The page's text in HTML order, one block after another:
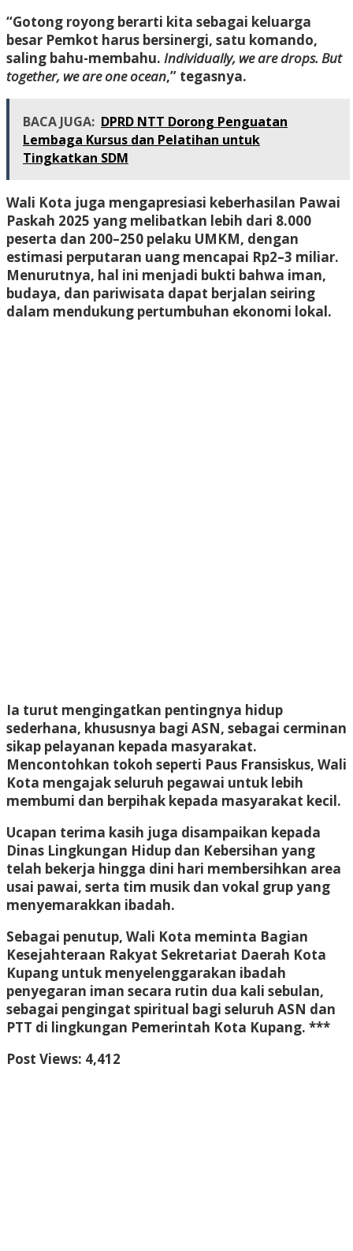
“Gotong royong berarti kita sebagai keluarga
besar Pemkot harus bersinergi, satu komando,
saling bahu-membahu. Individually, we are drops. But
together, we are one ocean,” tegasnya.
BACA JUGA: DPRD NTT Dorong Penguatan
Lembaga Kursus dan Pelatihan untuk
Tingkatkan SDM
Wali Kota juga mengapresiasi keberhasilan Pawai
Paskah 2025 yang melibatkan lebih dari 8.000
peserta dan 200–250 pelaku UMKM, dengan
estimasi perputaran uang mencapai Rp2–3 miliar.
Menurutnya, hal ini menjadi bukti bahwa iman,
budaya, dan pariwisata dapat berjalan seiring
dalam mendukung pertumbuhan ekonomi lokal.
Ia turut mengingatkan pentingnya hidup
sederhana, khususnya bagi ASN, sebagai cerminan
sikap pelayanan kepada masyarakat.
Mencontohkan tokoh seperti Paus Fransiskus, Wali
Kota mengajak seluruh pegawai untuk lebih
membumi dan berpihak kepada masyarakat kecil.
Ucapan terima kasih juga disampaikan kepada
Dinas Lingkungan Hidup dan Kebersihan yang
telah bekerja hingga dini hari membersihkan area
usai pawai, serta tim musik dan vokal grup yang
menyemarakkan ibadah.
Sebagai penutup, Wali Kota meminta Bagian
Kesejahteraan Rakyat Sekretariat Daerah Kota
Kupang untuk menyelenggarakan ibadah
penyegaran iman secara rutin dua kali sebulan,
sebagai pengingat spiritual bagi seluruh ASN dan
PTT di lingkungan Pemerintah Kota Kupang. ***
Post Views: 4,412